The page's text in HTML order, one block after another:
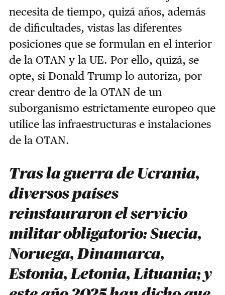
necesita de tiempo, quizá años, además
de dificultades, vistas las diferentes
posiciones que se formulan en el interior
de la OTAN y la UE. Por ello, quizá, se
opte, si Donald Trump lo autoriza, por
crear dentro de la OTAN de un
suborganismo estrictamente europeo que
utilice las infraestructuras e instalaciones
de la OTAN.
Tras la guerra de Ucrania,
diversos países
reinstauraron el servicio
militar obligatorio: Suecia,
Noruega, Dinamarca,
Estonia, Letonia, Lituania; y